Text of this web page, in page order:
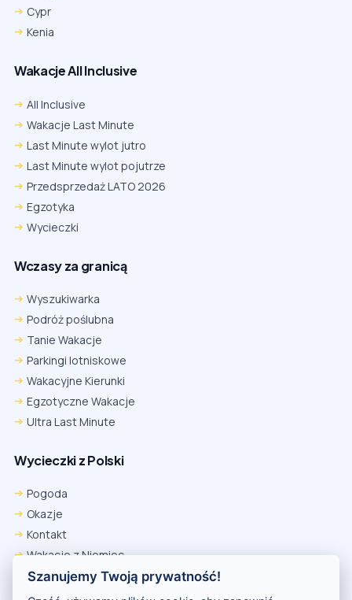
Cypr
Kenia
Wakacje All Inclusive
All Inclusive
Wakacje Last Minute
Last Minute wylot jutro
Last Minute wylot pojutrze
Przedsprzedaż LATO 2026
Egzotyka
Wycieczki
Wczasy za granicą
Wyszukiwarka
Podróż poślubna
Tanie Wakacje
Parkingi lotniskowe
Wakacyjne Kierunki
Egzotyczne Wakacje
Ultra Last Minute
Wycieczki z Polski
Pogoda
Okazje
Kontakt
Wakacje z Niemiec
Polityka Prywatności
Wakacje w Egipcie
Szanujemy Twoją prywatność!